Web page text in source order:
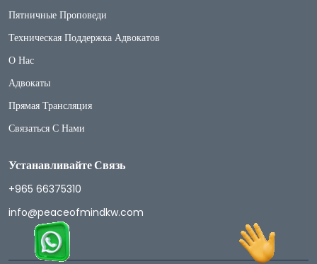
Пятничные Проповеди
Техническая Поддержка Адвокатов
О Нас
Адвокаты
Прямая Трансляция
Связаться С Нами
Устанавливайте Связь
+965 66375310
info@peaceofmindkw.com